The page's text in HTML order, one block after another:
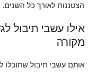
הצטננות לאורך כל השנים.
אילו עשבי תיבול
מקורה
אותם עשבי תיבול שתוכלו